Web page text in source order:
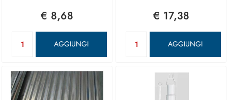
€ 8,68
AGGIUNGI
€ 17,38
AGGIUNGI